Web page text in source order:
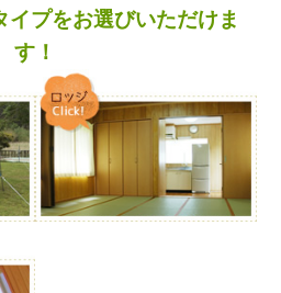
プをお選びいただけま
す！